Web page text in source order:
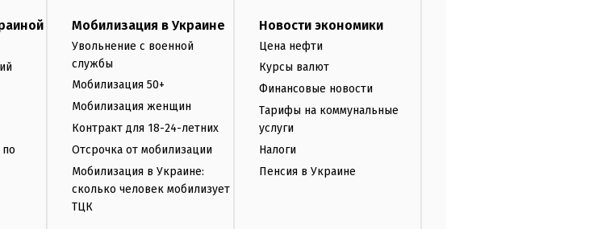
Мобилизация в Украине
Увольнение с военной
службы
Мобилизация 50+
Мобилизация женщин
Контракт для 18-24-летних
Отсрочка от мобилизации
Мобилизация в Украине:
сколько человек мобилизует
ТЦК
Новости экономики
Цена нефти
Курсы валют
Финансовые новости
Тарифы на коммунальные
услуги
Налоги
Пенсия в Украине